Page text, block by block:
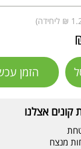
הזמן
קונים אצלנו
מנצח